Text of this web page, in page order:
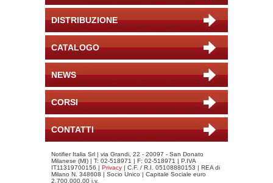
DISTRIBUZIONE
CATALOGO
NEWS
CORSI
CONTATTI
Notifier Italia Srl | via Grandi, 22 - 20097 - San Donato
Milanese (MI) | T: 02-518971 | F: 02-518971 | P.IVA
IT11319700156 | Privacy | C.F. / R.I. 05108880153 | REA di
Milano N. 348608 | Socio Unico | Capitale Sociale euro
2.700.000,00 i.v.